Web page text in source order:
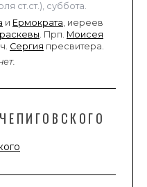
ст.ст.), суббота.
и Ермократа, иереев
. Прп. Моисея
Сергия пресвитера.